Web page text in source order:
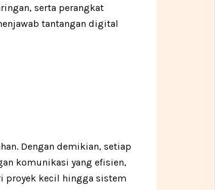
serta perangkat
tantangan digital
Dengan demikian, setiap
komunikasi yang efisien,
proyek kecil hingga sistem